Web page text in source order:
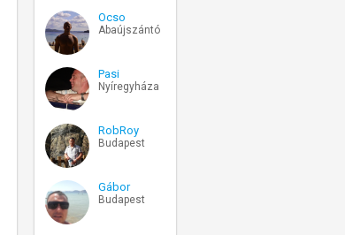
Ocso
Abaújszántó
Pasi
Nyíregyháza
RobRoy
Budapest
Gábor
Budapest